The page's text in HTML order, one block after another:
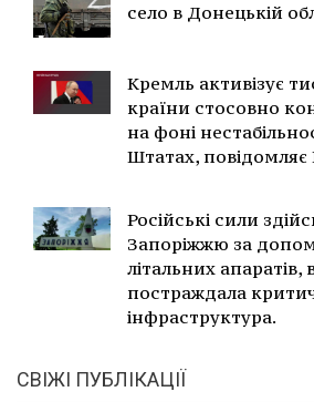
село в Донецькій
Кремль активізує
країни стосовно
на фоні
Штатах, повідомляє
Російські сили
Запоріжжю за
літальних апаратів,
постраждала
інфраструктура.
СВІЖІ ПУБЛІКАЦІЇ